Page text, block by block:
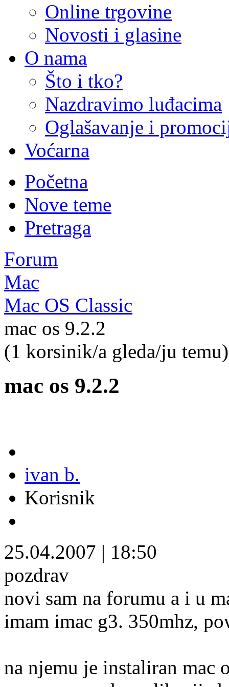
Online trgovine
Novosti i glasine
O nama
Što i tko?
Nazdravimo luđacima
Oglašavanje i
Voćarna
Početna
Nove teme
Pretraga
Forum
Mac
Mac OS Classic
mac os 9.2.2
(1 korsinik/a gleda/ju
mac os 9.2.2
ivan b.
Korisnik
25.04.2007 | 18:50
pozdrav
novi sam na forumu a i u
imam imac g3. 350mhz,
na njemu je instaliran mac